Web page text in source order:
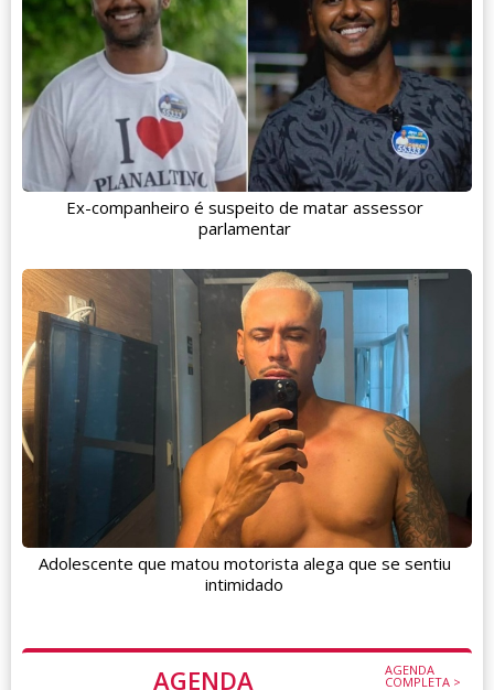
AGENDA AGENDA
COMPLETA >
Ex-companheiro é suspeito de matar assessor
parlamentar
Adolescente que matou motorista alega que se sentiu
intimidado